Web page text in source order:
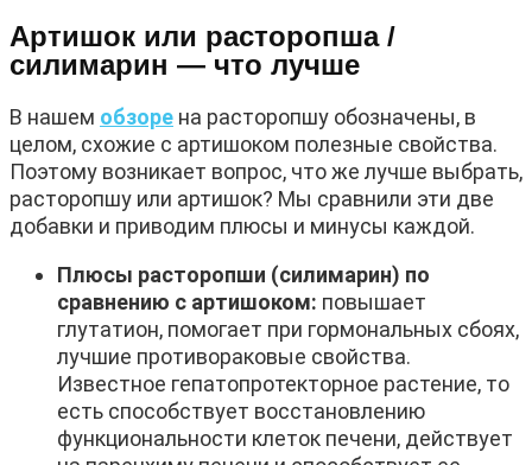
Артишок или расторопша /
силимарин — что лучше
В нашем обзоре на расторопшу обозначены, в
целом, схожие с артишоком полезные свойства.
Поэтому возникает вопрос, что же лучше выбрать,
расторопшу или артишок? Мы сравнили эти две
добавки и приводим плюсы и минусы каждой.
Плюсы расторопши (силимарин) по
сравнению с артишоком: повышает
глутатион, помогает при гормональных сбоях,
лучшие противораковые свойства.
Известное гепатопротекторное растение, то
есть способствует восстановлению
функциональности клеток печени, действует